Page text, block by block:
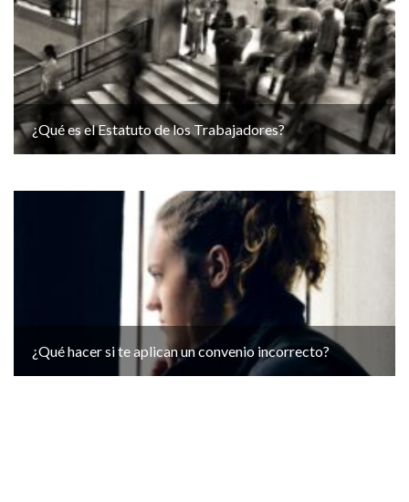
¿Qué es el Estatuto de los Trabajadores?
¿Qué hacer si te aplican un convenio incorrecto?